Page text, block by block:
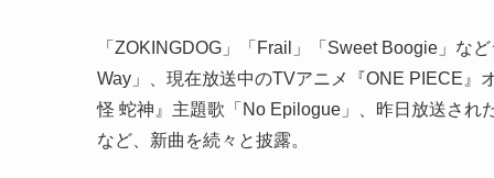
「ZOKINGDOG」「Frail」「Sweet Boogie」な
Way」、現在放送中のTVアニメ『ONE PIECE』
怪 蛇神』主題歌「No Epilogue」、昨日放送さ
など、新曲を続々と披露。